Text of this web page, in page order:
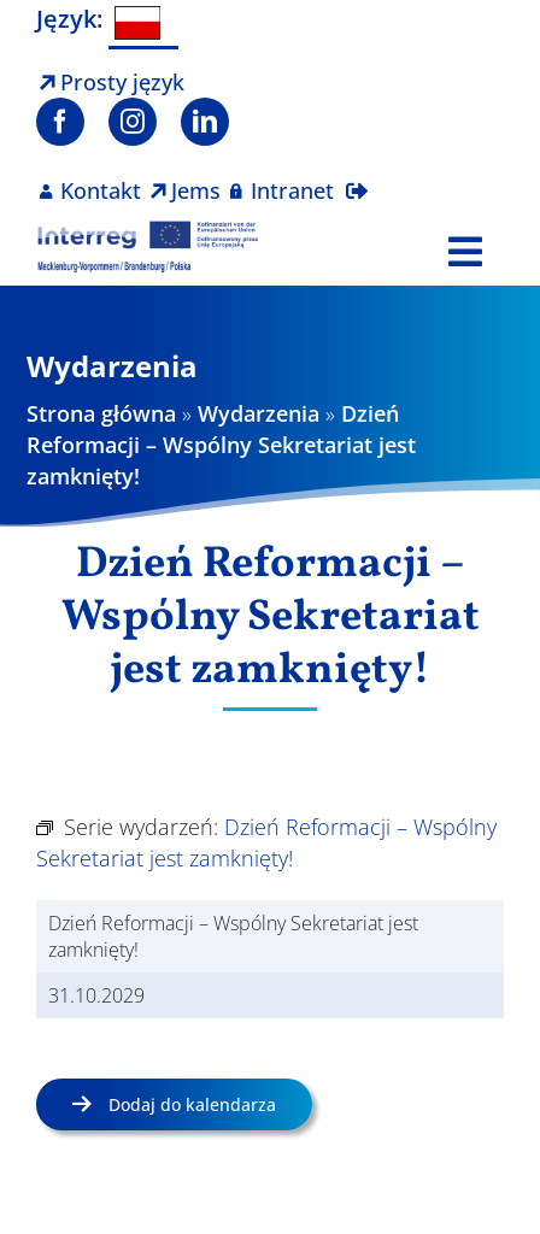
Skip
content
Język:
Prosty język
Kontakt Jems Intranet
Projekty
Aktualności
Wyniki
Wydarzenia
Strona główna »Wydarzenia » Dzień
Reformacji – Wspólny Sekretariat jest
zamknięty!
Dzień Reformacji –
Wspólny Sekretariat
jest zamknięty!
Serie wydarzeń: Dzień Reformacji – Wspólny
Sekretariat jest zamknięty!
Dzień Reformacji – Wspólny Sekretariat jest
zamknięty!
31.10.2029
Dodaj do kalendarza